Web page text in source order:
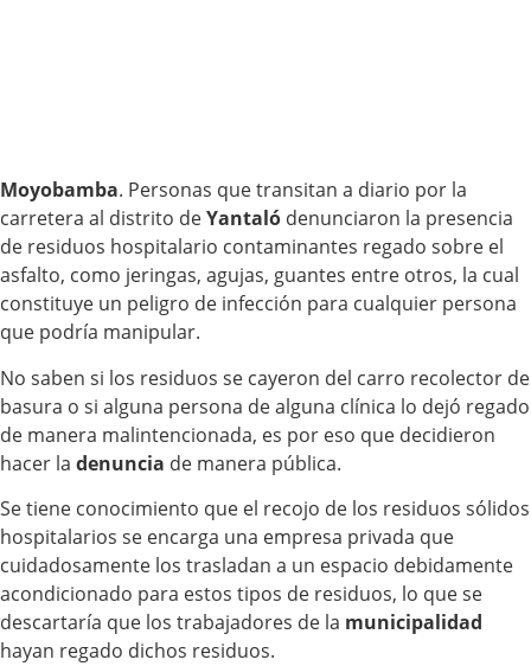
Moyobamba. Personas que transitan a diario por la
carretera al distrito deYantaló denunciaron la presencia
de residuos hospitalario contaminantes regado sobre el
asfalto, como jeringas, agujas, guantes entre otros, la cual
constituye un peligro de infección para cualquier persona
que podría manipular.
No saben si los residuos se cayeron del carro recolector de
basura o si alguna persona de alguna clínica lo dejó regado
de manera malintencionada, es por eso que decidieron
hacer la denuncia de manera pública.
Se tiene conocimiento que el recojo de los residuos sólidos
hospitalarios se encarga una empresa privada que
cuidadosamente los trasladan a un espacio debidamente
acondicionado para estos tipos de residuos, lo que se
descartaría que los trabajadores de la municipalidad
hayan regado dichos residuos.